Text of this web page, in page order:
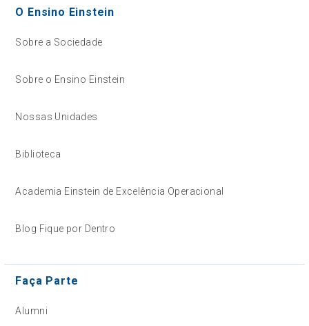
O Ensino Einstein
Sobre a Sociedade
Sobre o Ensino Einstein
Nossas Unidades
Biblioteca
Academia Einstein de Excelência Operacional
Blog Fique por Dentro
Faça Parte
Alumni